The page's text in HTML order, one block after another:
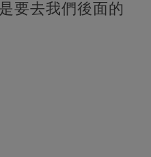
要去我們後面的